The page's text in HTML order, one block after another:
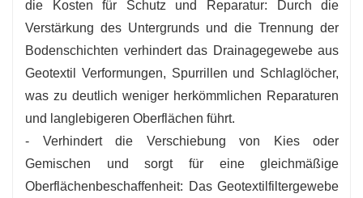
die Kosten für Schutz und Reparatur: Durch die
Verstärkung des Untergrunds und die Trennung der
Bodenschichten verhindert das Drainagegewebe aus
Geotextil Verformungen, Spurrillen und Schlaglöcher,
was zu deutlich weniger herkömmlichen Reparaturen
und langlebigeren Oberflächen führt.
- Verhindert die Verschiebung von Kies oder
Gemischen und sorgt für eine gleichmäßige
Oberflächenbeschaffenheit: Das Geotextilfiltergewebe